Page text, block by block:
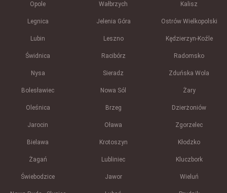
Opole Wałbrzych Kalisz
Legnica Jelenia Góra Ostrów Wielkopolski
Lubin Leszno Kędzierzyn-Koźle
Świdnica Racibórz Radomsko
Nysa Sieradz Zduńska Wola
Bolesławiec Nowa Sól Żary
Oleśnica Brzeg Dzierżoniów
Jarocin Oława Zgorzelec
Bielawa Krotoszyn Kłodzko
Żagań Lubliniec Kluczbork
Świebodzice Jawor Wieluń